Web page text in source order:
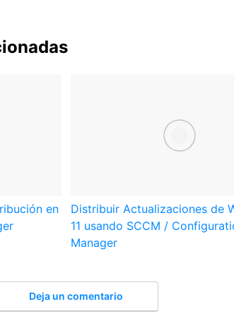
en
Distribuir Actualizaciones de
11 usando SCCM /
Manager
Deja un comentario